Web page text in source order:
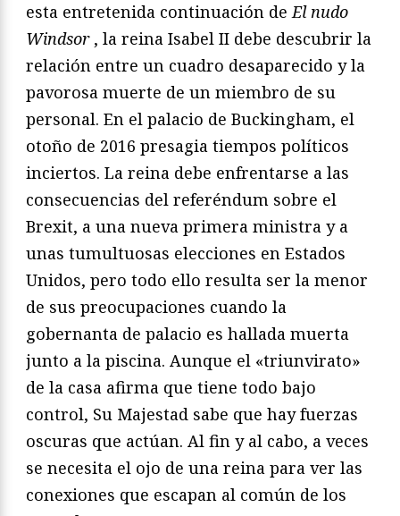
esta entretenida continuación deEl nudo
Windsor , la reina Isabel II debe descubrir la
relación entre un cuadro desaparecido y la
pavorosa muerte de un miembro de su
personal. En el palacio de Buckingham, el
otoño de 2016 presagia tiempos políticos
inciertos. La reina debe enfrentarse a las
consecuencias del referéndum sobre el
Brexit, a una nueva primera ministra y a
unas tumultuosas elecciones en Estados
Unidos, pero todo ello resulta ser la menor
de sus preocupaciones cuando la
gobernanta de palacio es hallada muerta
junto a la piscina. Aunque el «triunvirato»
de la casa afirma que tiene todo bajo
control, Su Majestad sabe que hay fuerzas
oscuras que actúan. Al fin y al cabo, a veces
se necesita el ojo de una reina para ver las
conexiones que escapan al común de los